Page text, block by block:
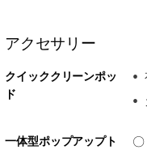
アクセサリー
クイッククリーンポッ
ド
一体型ポップアップト
〇